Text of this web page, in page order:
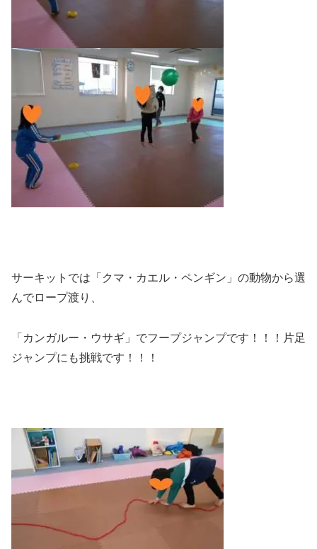
サーキットでは「クマ・カエル・ペンギン」の動物から選
んでロープ渡り、
「カンガルー・ウサギ」でフープジャンプです！！！片足
ジャンプにも挑戦です！！！